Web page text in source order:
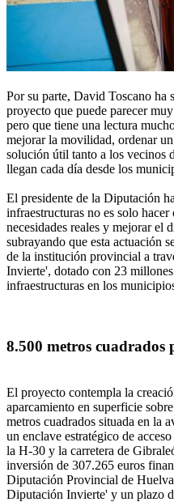
Por su parte, David Toscano ha
proyecto que puede parecer
pero que tiene una lectura
mejorar la movilidad, ordenar
solución útil tanto a los vecinos
llegan cada día desde los
El presidente de la Diputación
infraestructuras no es solo hacer
necesidades reales y mejorar el
subrayando que esta actuación
de la institución provincial a
Invierte', dotado con 23
infraestructuras en los
8.500 metros cuadrados
El proyecto contempla la
aparcamiento en superficie
metros cuadrados situada en la
un enclave estratégico de
la H-30 y la carretera de
inversión de 307.265 euros
Diputación Provincial de
Diputación Invierte' y un plazo